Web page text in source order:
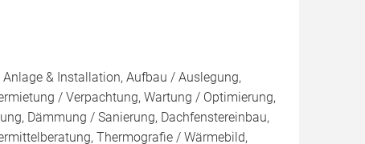
& Installation, Aufbau / Auslegung,
/ Verpachtung, Wartung / Optimierung,
Dämmung / Sanierung, Dachfenstereinbau,
Thermografie / Wärmebild,